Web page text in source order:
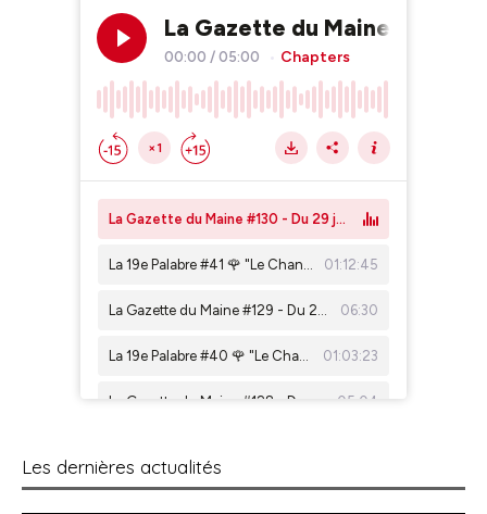
Les dernières actualités